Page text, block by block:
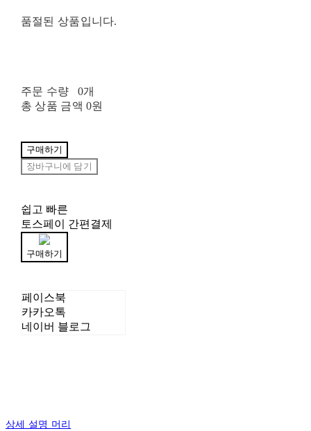
품절된 상품입니다.
주문 수량
0개
총 상품 금액 0원
구매하기
장바구니에 담기
쉽고 빠른
토스페이 간편결제
구매하기
페이스북
카카오톡
네이버 블로그
상세 설명 머리